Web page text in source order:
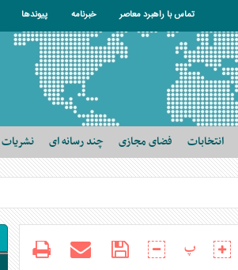
تماس با راهبرد معاصر خبرنامه پیوندها
انتخابات فضای مجازی چند رسانه ای نشریات
پ